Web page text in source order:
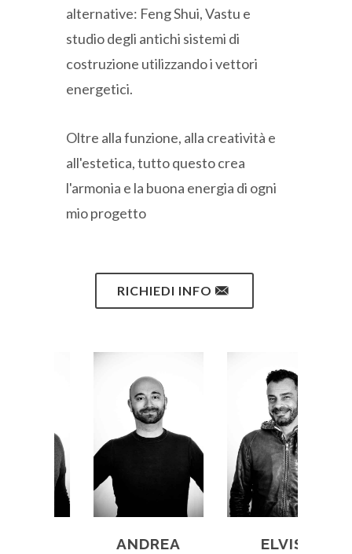
alternative: Feng Shui, Vastu e
studio degli antichi sistemi di
costruzione utilizzando i vettori
energetici.
Oltre alla funzione, alla creatività e
all'estetica, tutto questo crea
l'armonia e la buona energia di ogni
mio progetto
RICHIEDI INFO
ANDREA
ELVIS